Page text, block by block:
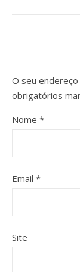
O seu
obrigatórios
Nome *
Email *
Site